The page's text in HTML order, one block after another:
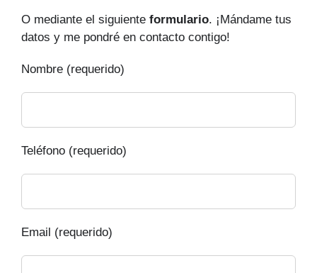
O mediante el siguiente formulario. ¡Mándame tus
datos y me pondré en contacto contigo!
Nombre (requerido)
Teléfono (requerido)
Email (requerido)